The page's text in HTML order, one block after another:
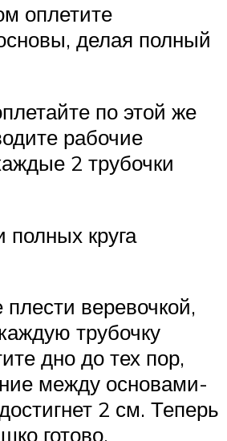
оплетите
делая полный
по этой же
рабочие
2 трубочки
полных круга
веревочкой,
трубочку
дно до тех пор,
между основами-
2 см. Теперь
готово.